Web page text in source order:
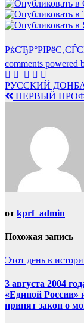
comments powered
Навигация
по
РУССКИЙ
ПЕРВЫЙ
от kprf_admin
Похожая запись
Этот день в
3 августа 2004
«Единой России»
принят закон о